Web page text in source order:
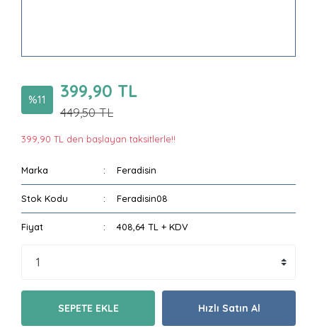
%11 399,90 TL
449,50 TL
399,90 TL den başlayan taksitlerle!!
Marka Feradisin
Stok Kodu Feradisin08
Fiyat 408,64 TL + KDV
SEPETE EKLE Hızlı Satın Al